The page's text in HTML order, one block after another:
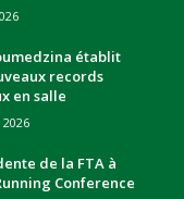
établit
records
en salle
de la FTA à
Conference